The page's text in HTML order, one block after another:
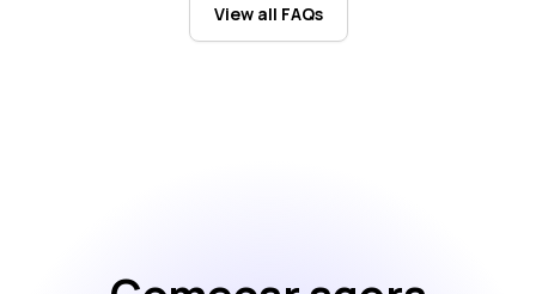
View all FAQs